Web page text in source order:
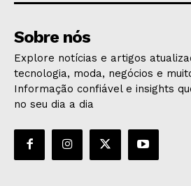
Sobre nós
Explore notícias e artigos
tecnologia, moda, negócios e
Informação confiável e insights
no seu dia a dia